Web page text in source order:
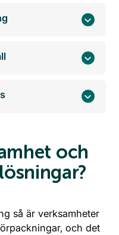
och
så är verksamheter
och det